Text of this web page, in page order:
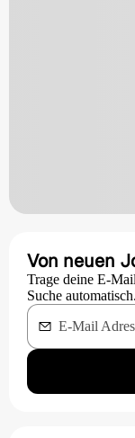
Von neuen
Trage deine E-
Suche automatisch.
E-Mail